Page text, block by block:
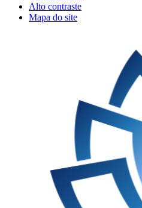
Alto contraste
Mapa do site